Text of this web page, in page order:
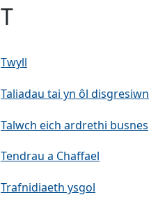
T
Twyll
Taliadau tai yn ôl disgresiwn
Talwch eich ardrethi busnes
Tendrau a Chaffael
Trafnidiaeth ysgol